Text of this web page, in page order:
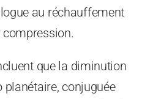
au réchauffement
compression.
que la diminution
planétaire, conjuguée